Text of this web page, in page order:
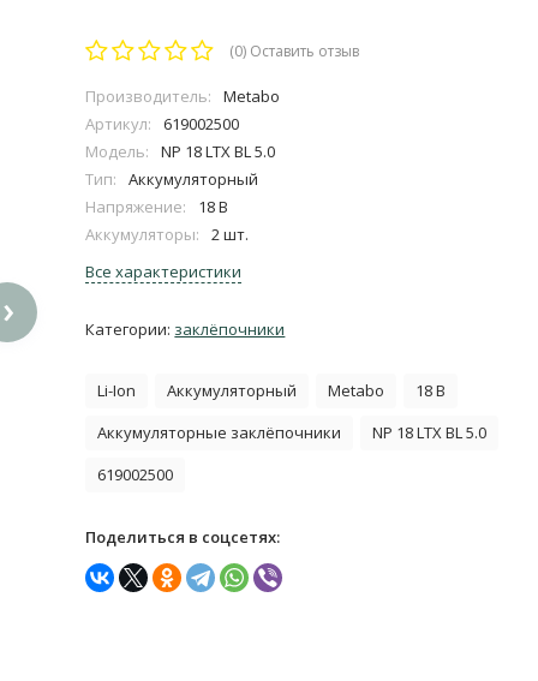
›
(0) Оставить отзыв
Производитель:
Metabo
Артикул:
619002500
Модель:
NP 18 LTX BL 5.0
Тип:
Аккумуляторный
Напряжение:
18 В
Аккумуляторы:
2 шт.
Все характеристики
Категории: заклёпочники
Li-Ion Аккумуляторный Metabo
18 В
Аккумуляторные заклёпочники
NP 18 LTX BL 5.0
619002500
Поделиться в соцсетях: